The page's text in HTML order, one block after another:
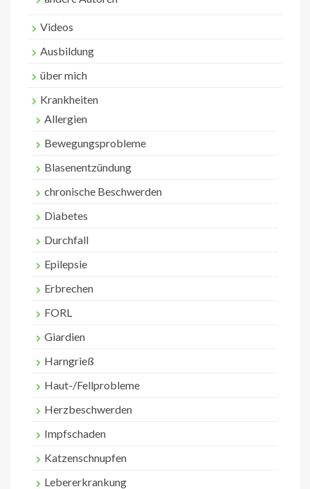
Videos
Ausbildung
über mich
Krankheiten
Allergien
Bewegungsprobleme
Blasenentzündung
chronische Beschwerden
Diabetes
Durchfall
Epilepsie
Erbrechen
FORL
Giardien
Harngrieß
Haut-/Fellprobleme
Herzbeschwerden
Impfschaden
Katzenschnupfen
Lebererkrankung